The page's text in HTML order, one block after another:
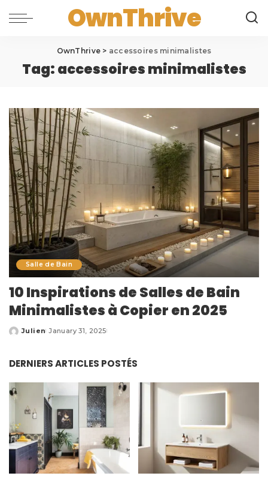
OwnThrive
OwnThrive > accessoires minimalistes
Tag:accessoires minimalistes
Salle de Bain
10 Inspirations de Salles de Bain
Minimalistes à Copier en 2025
Posted
Julien January 31, 2025
DERNIERS ARTICLES POSTÉS